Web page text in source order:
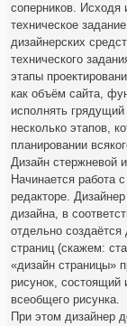
соперников. Исходя
техническое
дизайнерских
технического
этапы
как объём сайта,
исполнять
несколько этапов,
планировании
Дизайн стержневой
Начинается работа
редакторе.
дизайна, в
отдельно
страниц (скажем:
«дизайн страницы»
рисунок, состоящий
всеобщего рисунка.
При этом дизайнер